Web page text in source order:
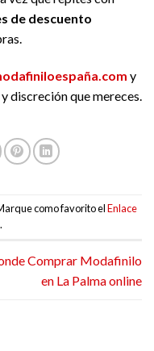
de descuento
y
discreción que mereces.
como favorito elEnlace
.
Comprar Modafinilo
en La Palma online